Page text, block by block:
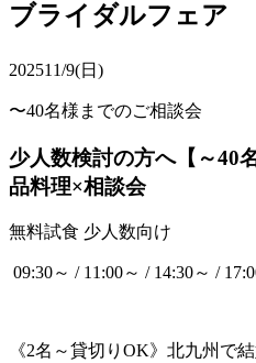
ブライダルフェア
202511/9(日)
〜40名様までのご相談会
少人数検討の方へ【～40
品料理×相談会
無料試食 少人数向け
09:30～ / 11:00～ / 14:30～ /
《2名～貸切りOK》北九州で